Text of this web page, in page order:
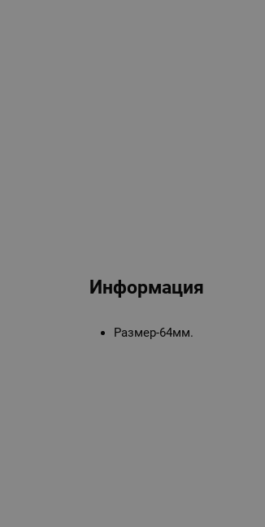
Информация
Размер-64мм.